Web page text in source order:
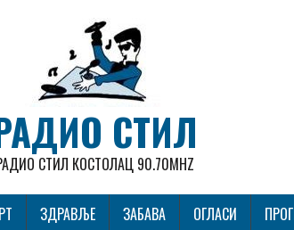
СТИЛ
СТИЛ КОСТОЛАЦ 90.70MHZ
ЗДРАВЉЕ ЗАБАВА ОГЛАСИ